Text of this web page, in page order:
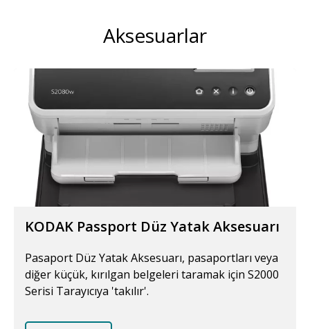
Aksesuarlar
KODAK Passport Düz Yatak Aksesuarı
Pasaport Düz Yatak Aksesuarı, pasaportları veya
diğer küçük, kırılgan belgeleri taramak için S2000
Serisi Tarayıcıya 'takılır'.